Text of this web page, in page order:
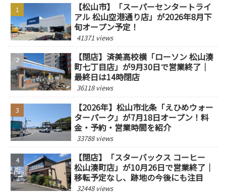
【松山市】「スーパーセンタートライ
アル 松山空港通り店」が2026年8月下
旬オープン予定！
41371 views
【閉店】済美高校横「ローソン 松山湊
町七丁目店」が9月30日で営業終了｜
最終日は14時閉店
36118 views
【2026年】松山市北条「えひめウォー
ターパーク」が7月18日オープン！料
金・予約・営業時間を紹介
33788 views
【閉店】「スターバックス コーヒー
松山湊町店」が10月26日で営業終了｜
移転予定なし、跡地の今後にも注目
32448 views